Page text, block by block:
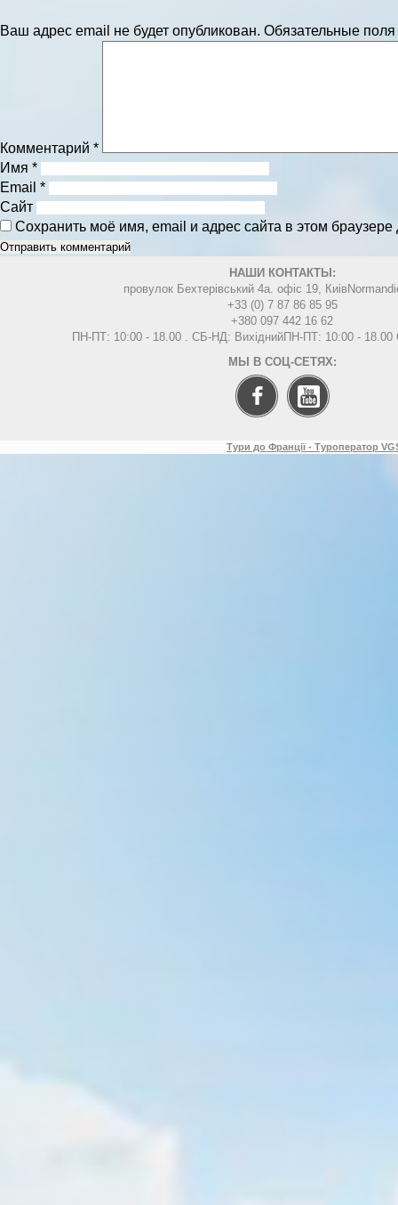
Ваш адрес email не будет опубликован. Обязательные
Комментарий *
Имя *
Email *
Сайт
Сохранить моё имя, email и адрес сайта в этом
НАШИ КОНТАКТЫ:
провулок Бехтерівський 4а. офіс 19, Киів
+33 (0) 7 87 86 85 95
+380 097 442 16 62
ПН-ПТ: 10:00 - 18.00 . СБ-НД: ВихіднийПН-ПТ: 10:00 -
МЫ В СОЦ-СЕТЯХ:
Тури до Франції - Туроператор